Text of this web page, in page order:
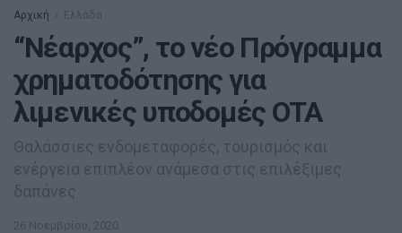
Αρχική Ελλάδα
“Νέαρχος”, το νέο Πρόγραμμα
χρηματοδότησης για
λιμενικές υποδομές ΟΤΑ
Θαλάσσιες ενδομεταφορές, τουρισμός και
ενέργεια επιπλέον ανάμεσα στις επιλέξιμες
δαπάνες
26 Νοεμβρίου, 2020